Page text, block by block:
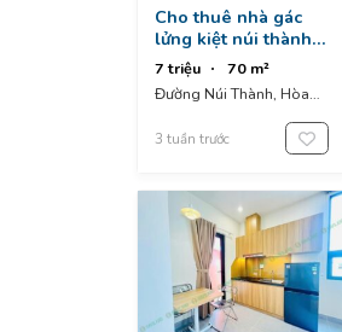
Cho thuê nhà gác
lửng kiệt núi thành
gần duy tân và trưng
nữ vương, kiệt vào
2m cách đường
7 triệu
70 m²
Đường Núi Thành, Hòa
Nang, Vietnam
3 tuần trước